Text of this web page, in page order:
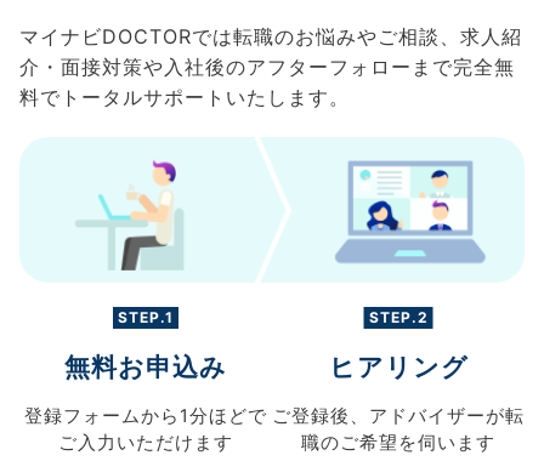
マイナビDOCTORでは転職のお悩みやご相談、求人紹
介・面接対策や入社後のアフターフォローまで完全無
料でトータルサポートいたします。
STEP.1
無料お申込み
登録フォームから 1分ほどで
ご入力 いただけます
STEP.2
ヒアリング
ご登録後、 アドバイザーが転
職のご希望を伺います